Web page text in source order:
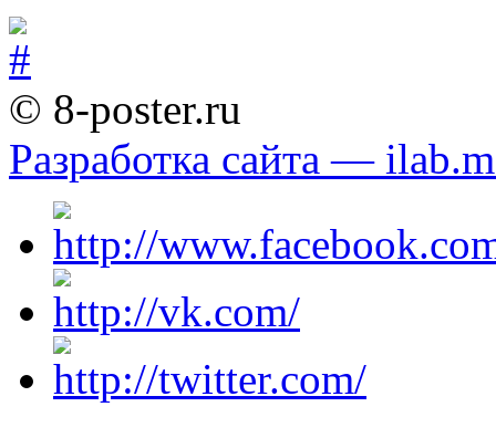
© 8-poster.ru
Разработка сайта —